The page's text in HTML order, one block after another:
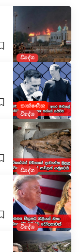
විදේශ
තාක්ෂණික
විදේශ
විදේශ
විදේශ